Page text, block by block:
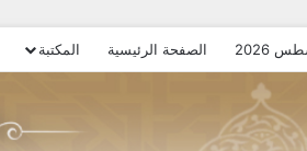
الصفحة الرئيسية المكتبة